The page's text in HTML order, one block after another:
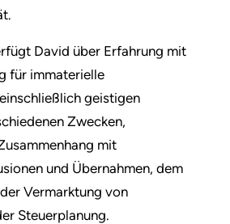
David über Erfahrung mit
für immaterielle
geistigen
Zwecken,
mit
und Übernahmen, dem
Vermarktung von
Steuerplanung.